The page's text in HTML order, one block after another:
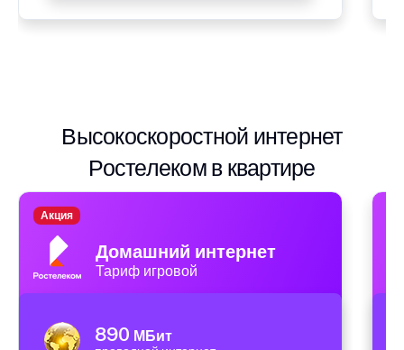
Высокоскоростной интернет
Ростелеком в квартире
Домашний интернет
Тариф игровой
Акция
890 МБит